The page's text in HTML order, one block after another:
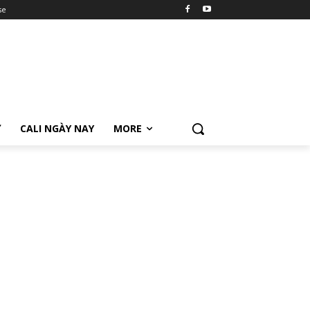
CALI NGÀY NAY MORE